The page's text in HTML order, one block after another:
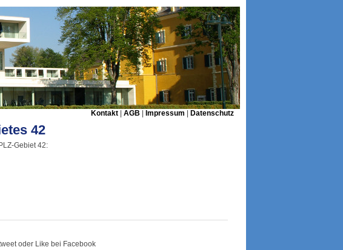
Kontakt AGB Impressum
Datenschutz
42
Gebiet 42:
oder Like bei Facebook